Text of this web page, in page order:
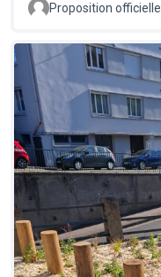
Proposition officielle